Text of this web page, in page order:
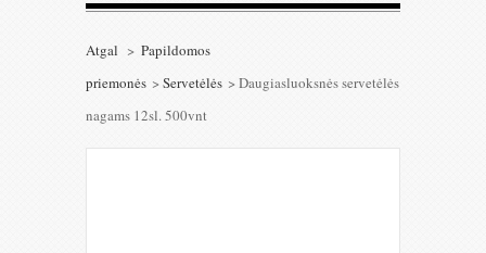
Atgal > Papildomos
priemonės > Servetėlės > Daugiasluoksnės servetėlės
nagams 12sl. 500vnt